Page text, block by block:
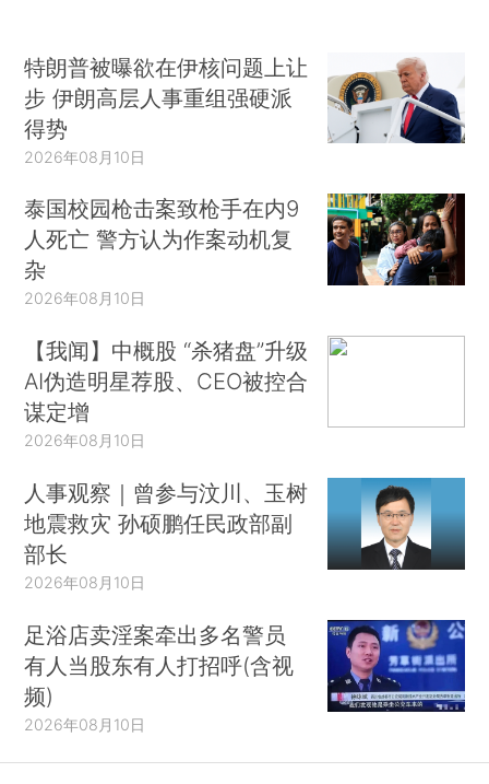
特朗普被曝欲在伊核问题上让
步 伊朗高层人事重组强硬派
得势
2026年08月10日
泰国校园枪击案致枪手在内9
人死亡 警方认为作案动机复
杂
2026年08月10日
【我闻】中概股 “杀猪盘”升级
AI伪造明星荐股、CEO被控合
谋定增
2026年08月10日
人事观察｜曾参与汶川、玉树
地震救灾 孙硕鹏任民政部副
部长
2026年08月10日
足浴店卖淫案牵出多名警员
有人当股东有人打招呼(含视
频)
2026年08月10日